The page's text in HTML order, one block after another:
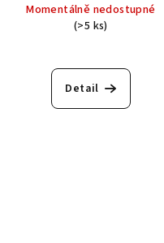
Momentálně nedostupné
(>5 ks)
Detail